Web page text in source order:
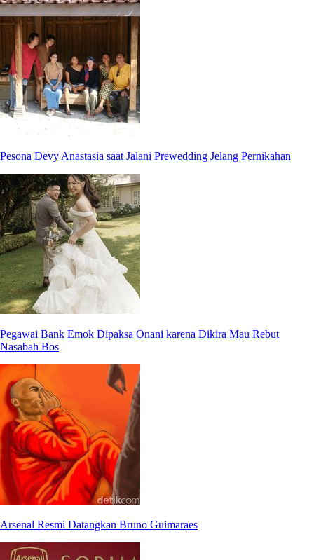
Pesona Devy Anastasia saat Jalani Prewedding Jelang Pernikahan
Pegawai Bank Emok Dipaksa Onani karena Dikira Mau Rebut
Nasabah Bos
Arsenal Resmi Datangkan Bruno Guimaraes